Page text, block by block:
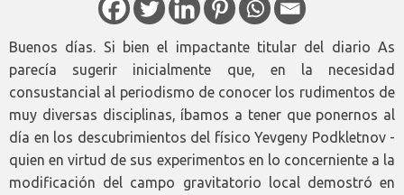
Buenos días. Si bien el impactante titular del diario As
parecía sugerir inicialmente que, en la necesidad
consustancial al periodismo de conocer los rudimentos de
muy diversas disciplinas, íbamos a tener que ponernos al
día en los descubrimientos del físico Yevgeny Podkletnov -
quien en virtud de sus experimentos en lo concerniente a la
modificación del campo gravitatorio local demostró en